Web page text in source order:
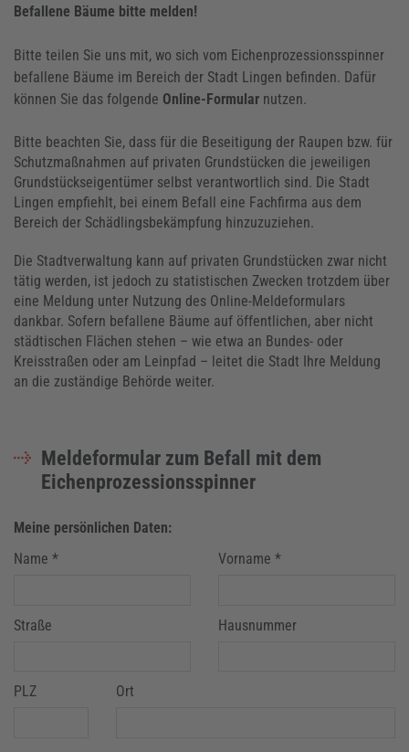
Befallene Bäume bitte melden!
Bitte teilen Sie uns mit, wo sich vom Eichenprozessionsspinner
befallene Bäume im Bereich der Stadt Lingen befinden. Dafür
können Sie das folgende Online-Formular nutzen.
Bitte beachten Sie, dass für die Beseitigung der Raupen bzw. für
Schutzmaßnahmen auf privaten Grundstücken die jeweiligen
Grundstückseigentümer selbst verantwortlich sind. Die Stadt
Lingen empfiehlt, bei einem Befall eine Fachfirma aus dem
Bereich der Schädlingsbekämpfung hinzuzuziehen.
Die Stadtverwaltung kann auf privaten Grundstücken zwar nicht
tätig werden, ist jedoch zu statistischen Zwecken trotzdem über
eine Meldung unter Nutzung des Online-Meldeformulars
dankbar. Sofern befallene Bäume auf öffentlichen, aber nicht
städtischen Flächen stehen – wie etwa an Bundes- oder
Kreisstraßen oder am Leinpfad – leitet die Stadt Ihre Meldung
an die zuständige Behörde weiter.
Meldeformular zum Befall mit dem
Eichenprozessionsspinner
Meine persönlichen Daten:
Name *
Vorname *
Straße Hausnummer
PLZ Ort